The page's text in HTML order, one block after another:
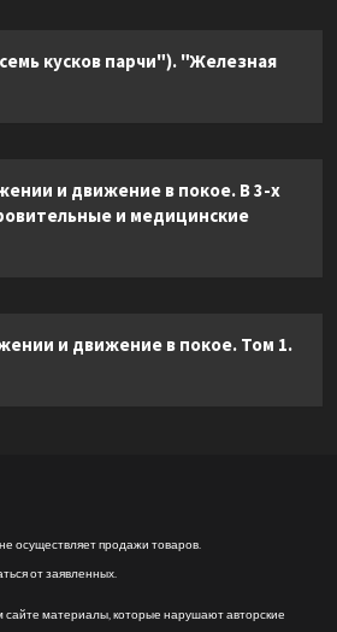
кусков парчи"). "Железная
и движение в покое. В 3-х
и медицинские
и движение в покое. Том 1.
осуществляет продажи товаров.
от заявленных.
материалы, которые нарушают авторские